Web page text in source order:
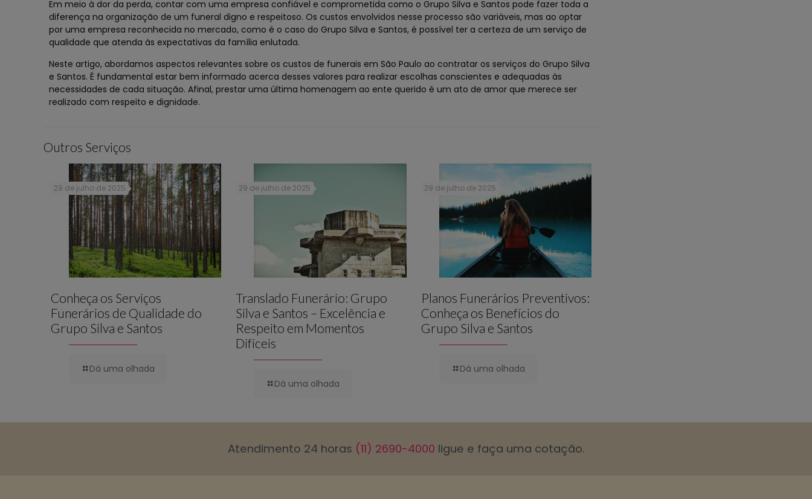
Em meio à dor da perda, contar com uma empresa confiável e comprometida como o Grupo Silva e Santos pode fazer toda a
diferença na organização de um funeral digno e respeitoso. Os custos envolvidos nesse processo são variáveis, mas ao optar
por uma empresa reconhecida no mercado, como é o caso do Grupo Silva e Santos, é possível ter a certeza de um serviço de
qualidade que atenda às expectativas da família enlutada.
Neste artigo, abordamos aspectos relevantes sobre os custos de funerais em São Paulo ao contratar os serviços do Grupo Silva
e Santos. É fundamental estar bem informado acerca desses valores para realizar escolhas conscientes e adequadas às
necessidades de cada situação. Afinal, prestar uma última homenagem ao ente querido é um ato de amor que merece ser
realizado com respeito e dignidade.
Outros Serviços
29 de julho de 2025
Conheça os Serviços
Funerários de Qualidade do
Grupo Silva e Santos
Dá uma olhada
29 de julho de 2025
Translado Funerário: Grupo
Silva e Santos – Excelência e
Respeito em Momentos
Difíceis
Dá uma olhada
29 de julho de 2025
Planos Funerários Preventivos:
Conheça os Benefícios do
Grupo Silva e Santos
Dá uma olhada
Atendimento 24 horas (11) 2690-4000 ligue e faça uma cotação.